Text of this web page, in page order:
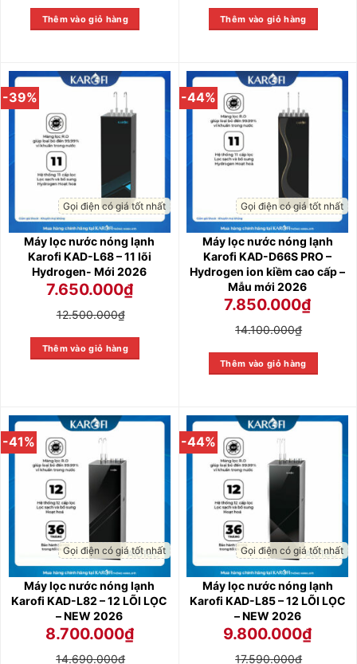
Thêm vào giỏ hàng Thêm vào giỏ hàng
-39%
Gọi điện có giá tốt nhất
Máy lọc nước nóng lạnh
Karofi KAD-L68 – 11 lõi
Hydrogen- Mới 2026
7.650.000₫
12.500.000₫
Thêm vào giỏ hàng
-44%
Gọi điện có giá tốt nhất
Máy lọc nước nóng lạnh
Karofi KAD-D66S PRO –
Hydrogen ion kiềm cao cấp –
Mẫu mới 2026
7.850.000₫
14.100.000₫
Thêm vào giỏ hàng
-41%
Gọi điện có giá tốt nhất
Máy lọc nước nóng lạnh
Karofi KAD-L82 – 12 LÕI LỌC
– NEW 2026
8.700.000₫
14.690.000₫
-44%
Gọi điện có giá tốt nhất
Máy lọc nước nóng lạnh
Karofi KAD-L85 – 12 LÕI LỌC
– NEW 2026
9.800.000₫
17.590.000₫